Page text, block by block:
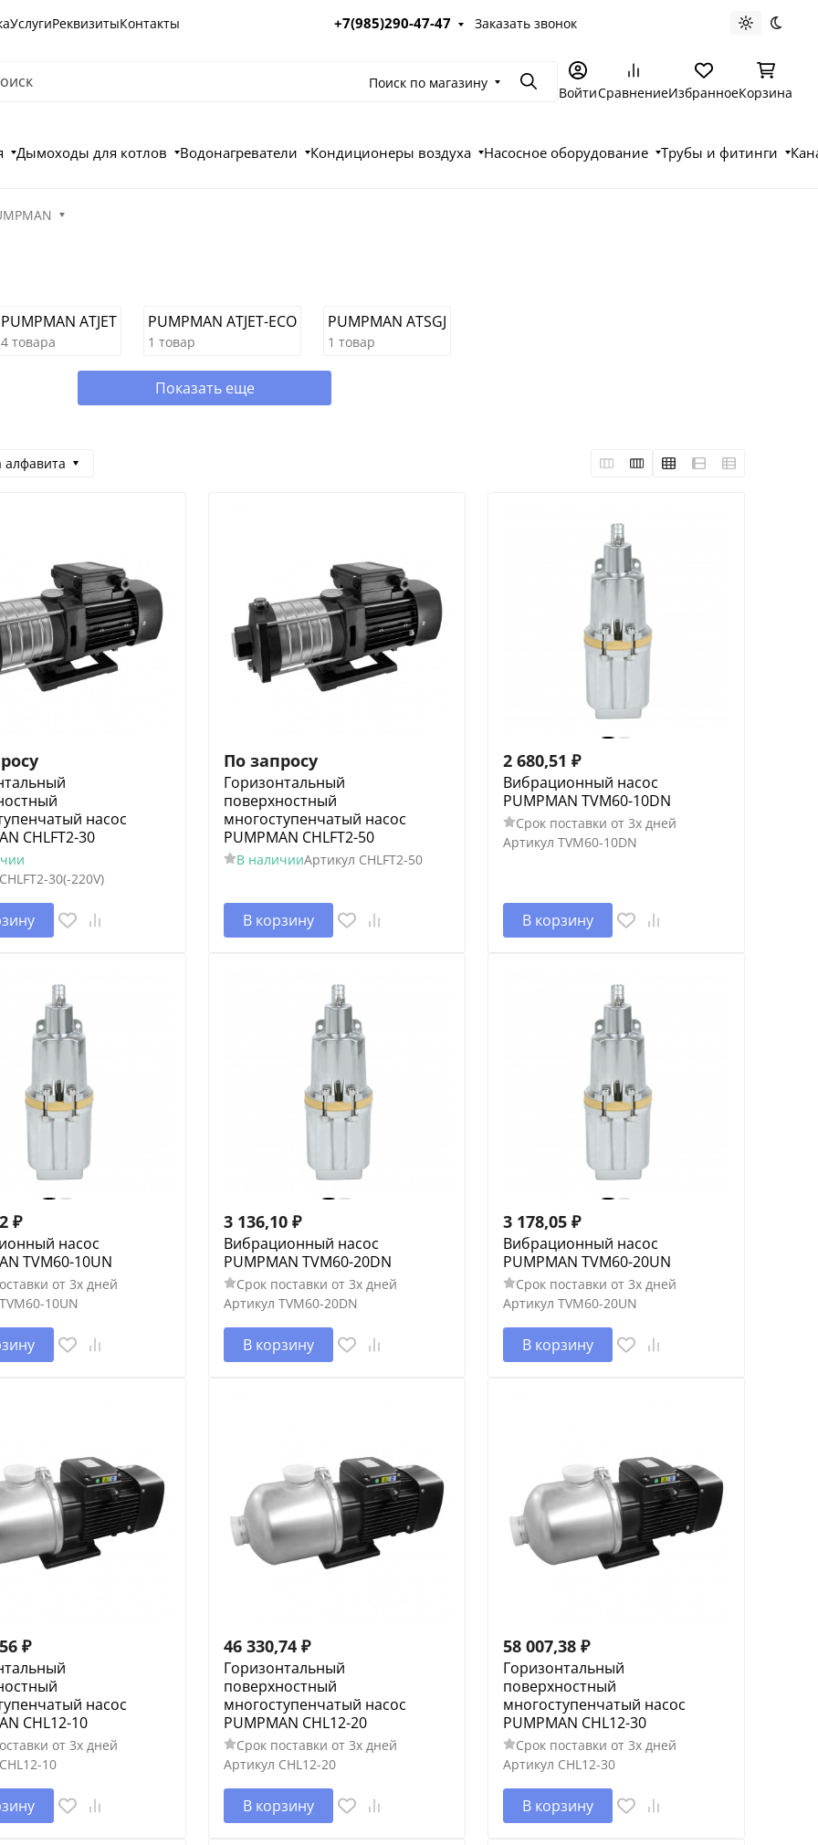
УслугиРеквизитыКонтакты +7(985)290-47-47 Заказать звонок Светлая
Поиск по магазину ПоискВойтиСравнениеИзбранноеКорзина
Дымоходы для котлов Водонагреватели Кондиционеры воздуха Насосное оборудование Трубы и фитинги
PUMPMAN ATJET
4 товара
PUMPMAN ATJET-ECO
1 товар
PUMPMAN ATSGJ
1 товар
Показать еще
алфавита
насос
CHLFT2-30
CHLFT2-30(-220V)
По запросу
Горизонтальный
поверхностный
многоступенчатый насос
PUMPMAN CHLFT2-50
В наличииАртикул CHLFT2-50
В корзину
2 680,51 ₽
Вибрационный насос
PUMPMAN TVM60-10DN
Срок поставки от 3х дней
Артикул TVM60-10DN
В корзину
₽
насос
TVM60-10UN
от 3х дней
TVM60-10UN
3 136,10 ₽
Вибрационный насос
PUMPMAN TVM60-20DN
Срок поставки от 3х дней
Артикул TVM60-20DN
В корзину
3 178,05 ₽
Вибрационный насос
PUMPMAN TVM60-20UN
Срок поставки от 3х дней
Артикул TVM60-20UN
В корзину
₽
насос
CHL12-10
от 3х дней
CHL12-10
46 330,74 ₽
Горизонтальный
поверхностный
многоступенчатый насос
PUMPMAN CHL12-20
Срок поставки от 3х дней
Артикул CHL12-20
В корзину
58 007,38 ₽
Горизонтальный
поверхностный
многоступенчатый насос
PUMPMAN CHL12-30
Срок поставки от 3х дней
Артикул CHL12-30
В корзину